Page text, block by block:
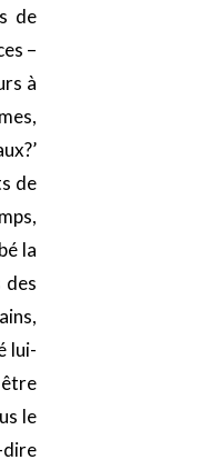
de
–
à
de
la
des
lui-
être
le
dire